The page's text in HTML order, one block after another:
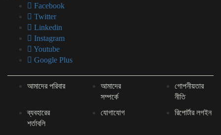
Facebook
Twitter
Linkedin
Instagram
Youtube
Google Plus
আমাদের পরিবার
আমাদের
সম্পর্কে
গোপনীয়তার
নীতি
ব্যবহারের
শর্তাবলি
যোগাযোগ রিপোর্টার লগইন